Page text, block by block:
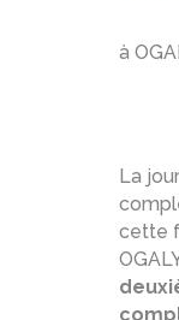
à
La
cette